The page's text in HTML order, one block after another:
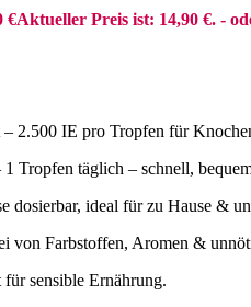
€Aktueller Preis ist: 14,90 €. -
2.500 IE pro Tropfen für
Tropfen täglich – schnell,
dosierbar, ideal für zu Hause &
von Farbstoffen, Aromen &
sensible Ernährung.